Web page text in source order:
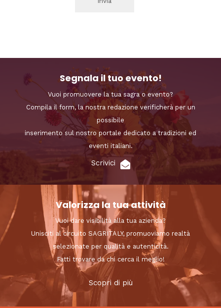
Segnala il tuo evento!
Vuoi promuovere la tua sagra o evento?
Compila il form, la nostra redazione verificherà per un
possibile
inserimento sul nostro portale dedicato a tradizioni ed
eventi italiani.
Scrivici
Valorizza la tua attività
Vuoi dare visibilità alla tua azienda?
Unisciti al circuito SAGRITALY, promuoviamo realtà
selezionate per qualità e autenticità.
Fatti trovare da chi cerca il meglio!
Scopri di più